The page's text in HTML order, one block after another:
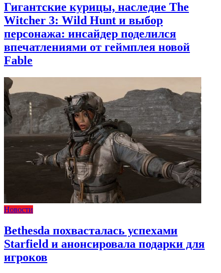
Гигантские курицы, наследие The
Witcher 3: Wild Hunt и выбор
персонажа: инсайдер поделился
впечатлениями от геймплея новой
Fable
Новости
Bethesda похвасталась успехами
Starfield и анонсировала подарки для
игроков